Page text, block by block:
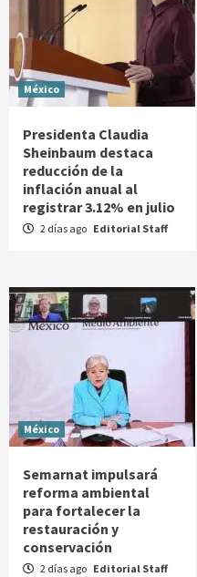
México
Presidenta Claudia
Sheinbaum destaca
reducción de la
inflación anual al
registrar 3.12% en julio
2 días ago Editorial Staff
México
Semarnat impulsará
reforma ambiental
para fortalecer la
restauración y
conservación
2 días ago Editorial Staff